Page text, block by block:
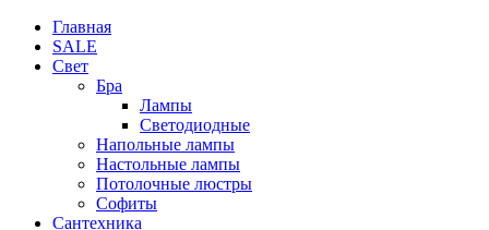
Главная
SALE
Свет
Бра
Лампы
Светодиодные
Напольные лампы
Настольные лампы
Потолочные люстры
Софиты
Сантехника